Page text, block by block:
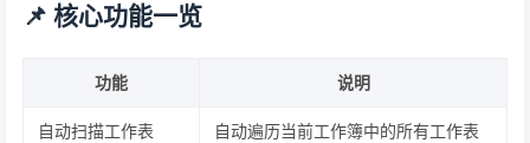
📌 核心功能一览
功能 说明
自动扫描工作表 自动遍历当前工作簿中的所有工作表